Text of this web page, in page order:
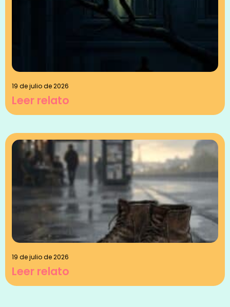
19 de julio de 2026
Leer relato
19 de julio de 2026
Leer relato